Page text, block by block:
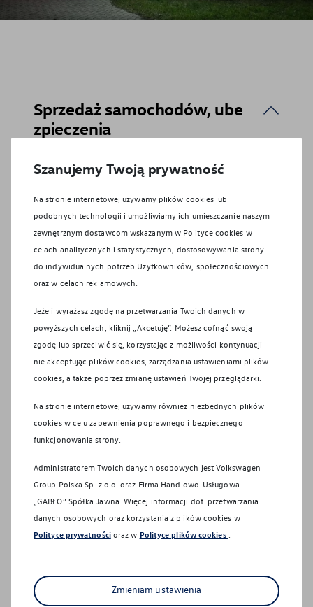
Zapisz się na jazdę próbną
Zapraszamy na jazdę testową
Sprawdź, co potrafi Twój wymarzony Volkswagen!
Sprzedaż samochodów, ube
zpieczenia
Godziny otwarcia
Poniedziałek: 8:00-17:00
Wtorek:
8:00 -17:00
Środa:
8:00-17:00
Czwartek:
8:00 -17:00
Piątek:
8:00-17:00
Sobota:
Tel:+48 13 42 000 25
Tel:+48 13 42 000 26
Fax:+48 13 42 000 29
E-mail:salon@gablo.com.pl
Specjalistka ds. sprzedaży samochodów
Szanujemy Twoją prywatność
Na stronie internetowej używamy plików cookies lub
podobnych technologii i umożliwiamy ich umieszczanie naszym
zewnętrznym dostawcom wskazanym w Polityce cookies w
celach analitycznych i statystycznych, dostosowywania strony
do indywidualnych potrzeb Użytkowników, społecznościowych
oraz w celach reklamowych.
Jeżeli wyrażasz zgodę na przetwarzania Twoich danych w
powyższych celach, kliknij „Akcetuję”. Możesz cofnąć swoją
zgodę lub sprzeciwić się, korzystając z możliwości kontynuacji
nie akceptując plików cookies, zarządzania ustawieniami plików
cookies, a także poprzez zmianę ustawień Twojej przeglądarki.
Na stronie internetowej używamy również niezbędnych plików
cookies w celu zapewnienia poprawnego i bezpiecznego
funkcjonowania strony.
Administratorem Twoich danych osobowych jest Volkswagen
Group Polska Sp. z o.o. oraz Firma Handlowo-Usługowa
„GABŁO” Spółka Jawna. Więcej informacji dot. przetwarzania
danych osobowych oraz korzystania z plików cookies w
Polityce prywatnościoraz w Polityce plików cookies .
Zmieniam ustawienia